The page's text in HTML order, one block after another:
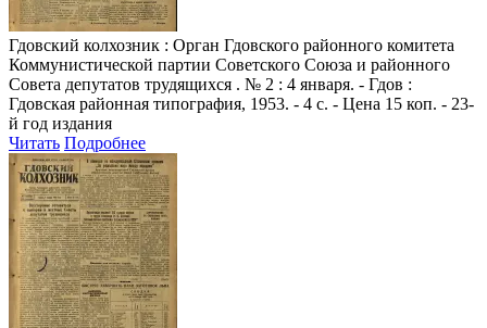
Гдовский колхозник : Орган Гдовского районного комитета
Коммунистической партии Советского Союза и районного
Совета депутатов трудящихся . № 2 : 4 января. - Гдов :
Гдовская районная типография, 1953. - 4 с. - Цена 15 коп. - 23-
й год издания
Читать Подробнее